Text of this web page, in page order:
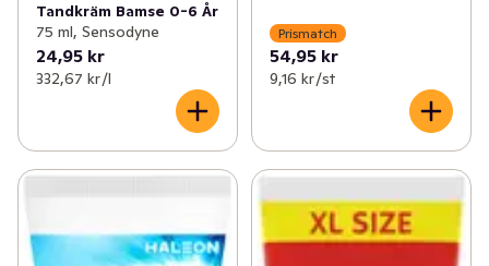
Tandkräm Bamse 0-6 År
75 ml, Sensodyne
24,95 kr
332,67 kr /l
Prismatch
54,95 kr
9,16 kr /st